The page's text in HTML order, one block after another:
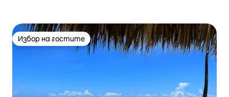
Избор на гостите
Избор на гостите